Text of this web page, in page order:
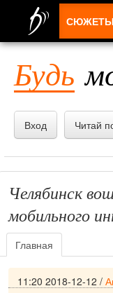
Будь
Вход Читай
Челябинск
мобильного
Главная
11:20 2018-12-12 /
СЮЖЕТЫ
ПРИЛОЖЕНИЯ